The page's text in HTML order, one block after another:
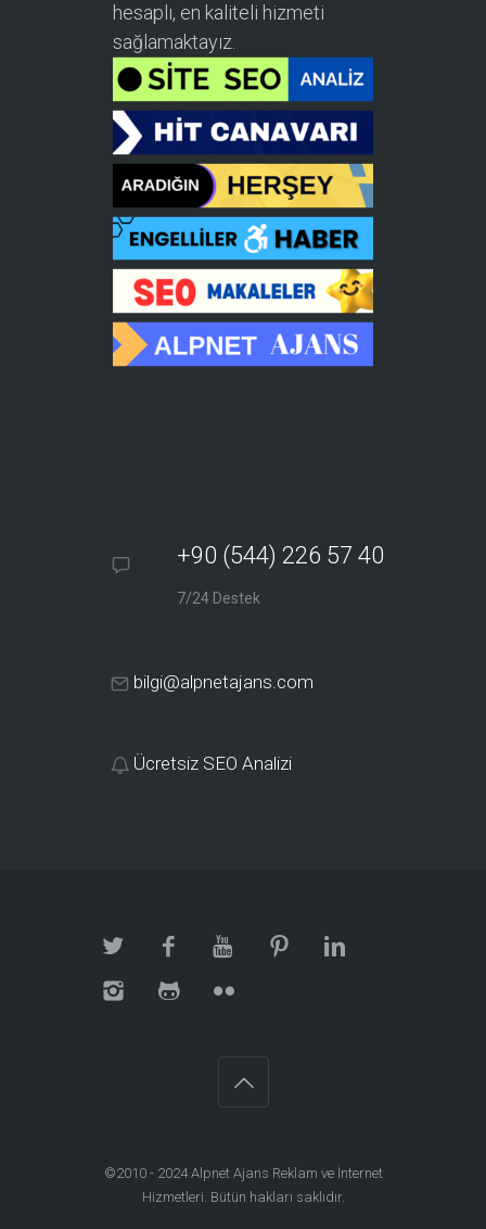
hesaplı, en kaliteli hizmeti
sağlamaktayız.
+90 (544) 226 57 40
7/24 Destek
bilgi@alpnetajans.com
Ücretsiz SEO Analizi
©2010 - 2024Alpnet Ajans Reklam ve İnternet
Hizmetleri . Bütün hakları saklıdır.